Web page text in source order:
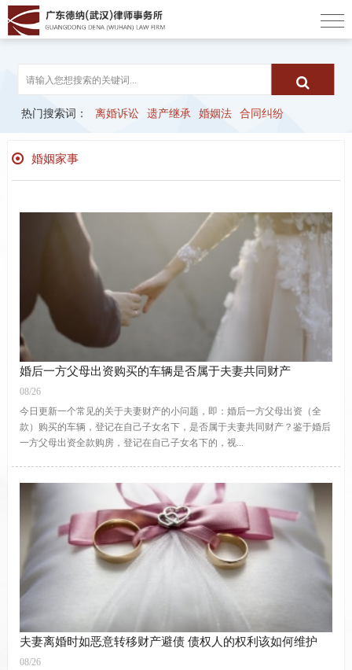
热门搜索词： 离婚诉讼 遗产继承 婚姻法
合同纠纷
子女归属权
婚姻家事
婚后一方父母出资购买的车辆是否属于夫妻共同财产
08/26
今日更新一个常见的关于夫妻财产的小问题，即：婚后一方父母出资（全
款）购买的车辆，登记在自己子女名下，是否属于夫妻共同财产？鉴于婚后
一方父母出资全款购房，登记在自己子女名下的，视...
夫妻离婚时如恶意转移财产避债 债权人的权利该如何维护
08/26